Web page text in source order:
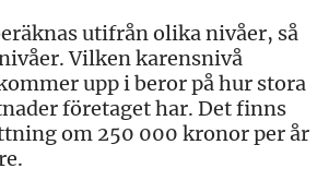
utifrån olika nivåer, så
Vilken karensnivå
upp i beror på hur stora
företaget har. Det finns
om 250 000 kronor per år